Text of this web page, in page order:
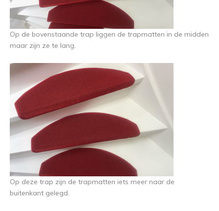
Op de bovenstaande trap liggen de trapmatten in de midden
maar zijn ze te lang.
Op deze trap zijn de trapmatten iets meer naar de
buitenkant gelegd.